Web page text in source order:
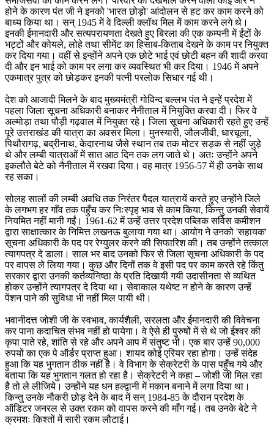
होने के कारण पंत जी ने इनको 'भारत छोड़ो' आंदोलन से हट कर काम करने को
बाध्य किया था। सन् 1945 में वे दिल्ली क्लॉथ मिल में काम करने लगे थे।
इनकी ईमानदारी और सत्यपरायणता देखते हुए बिरला की एक कम्पनी में ईंटों के
भट्टों और कोयले, लोहे तथा सीमेंट का हिसाब-किताब देखने के काम पर नियुक्त
कर दिया गया। वहीं से इन्होंने अपने एक छोटे भाई एवं छोटी बहन की शादी करवा
दी और इन भाई को काम पर लगा कर व्यवस्थित भी कर दिया। 1946 में अपने
एकमात्र पुत्र को छोड़कर इनकी पत्नी परलोक सिधार गई थी।
देश को आजादी मिलने के बाद मुख्यमंत्री गोविन्द बल्लभ पंत ने इन्हें प्रदेश में
पहला जिला सूचना अधिकारी बनाकर नैनीताल में नियुक्ति करवा दी। फिर वे
अल्मोड़ा तथा पौड़ी गढ़वाल में नियुक्त रहे। जिला सूचना अधिकारी रहते हुए उन्हें
पूरे उत्तराखंड की यात्रा का अवसर मिला। मुनस्यारी, जौलजीवी, धारचूला,
पिथौरागढ़, बद्रीनाथ, केदारनाथ जैसे स्थान तब तक मोटर सड़क से नहीं जुड़े
थे और लम्बी यात्राओं में सात आठ दिन तक लग जाते थे। अतः उन्होंने अपने
इकलौते बेटे को नैनीताल में रखवा दिया। वह मात्र 1956-57 में ही उनके साथ
रह सका।
सोलह सालों की लम्बी अवधि तक निरंतर पैदल यात्रायें करते हुए उन्होंने जिले
के लगभग हर गाँव तक पहुँच कर निःस्पृह भाव से काम किया, किन्तु उनकी सेवायें
नियमित नहीं मानी गईं। 1961-62 में उन्हें उत्तर प्रदेश पब्लिक सर्विस कमीशन
द्वारा साक्षात्कार के निमित्त लखनऊ बुलाया गया था। आयोग ने उनको 'सहायक'
सूचना अधिकारी के पद पर रेग्युलर करने की सिफारिश की। तब उन्होंने तत्काल
त्यागपत्र दे डाला। साल भर बाद उनको फिर से जिला सूचना अधिकारी के पद
पर वापस ले लिया गया। कुछ और दिनों तक वे इसी पद पर काम करते रहे किंतु
सरकार द्वारा उनकी कर्तव्यनिष्ठा के प्रति दिखायी गयी उदासीनता से व्यथित
होकर उन्होंने त्यागपत्र दे दिया था। सेवाकाल यथेष्ट न होने के कारण उन्हें
पेंशन पाने की सुविधा भी नहीं मिल पायी थी।
भवानीदत्त जोशी जी के स्वभाव, कार्यशैली, सरलता और ईमानदारी की विवेचना
कर पाना कदाचित संभव नहीं हो पायेगा। वे ऐसे ही पुरुषों में से थे जो ईश्वर की
कृपा पाते रहे, शांति से रहे और अपने आप में संतुष्ट भी। एक बार उन्हें 90,000
रुपयों का एक पे ऑर्डर प्राप्त हुआ। शायद कोई एरियर रहा होगा। उन्हें संदेह
हुआ कि यह भुगतान ठीक नहीं है। वे विभाग के सेक्रेटरी के पास पहुँच गये और
बताया कि यह भुगतान गलत हो रहा है। सेक्रेटरी ने कहा – जोशी जी मिल रहा
है तो ले लीजिये। उन्होंने यह धन हल्द्वानी में मकान बनाने में लगा दिया था।
किन्तु उनके नौकरी छोड़ देने के बाद में सन् 1984-85 के दौरान प्रदेश के
ऑडिटर जनरल से उक्त रकम को वापस करने की माँग गई। तब उनके बेटे ने
क्रमशः किश्तों में सारी रकम लौटाई।